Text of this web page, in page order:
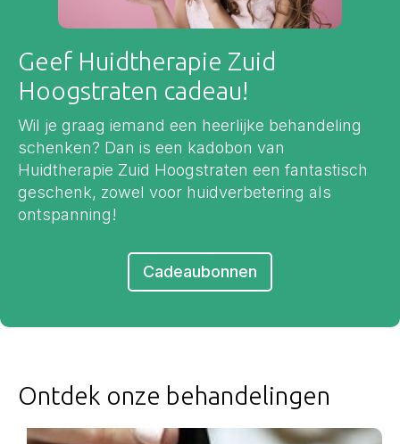
Geef Huidtherapie Zuid
Hoogstraten cadeau!
Wil je graag iemand een heerlijke behandeling
schenken? Dan is een kadobon van
Huidtherapie Zuid Hoogstraten een fantastisch
geschenk, zowel voor huidverbetering als
ontspanning!
Cadeaubonnen
Ontdek onze behandelingen